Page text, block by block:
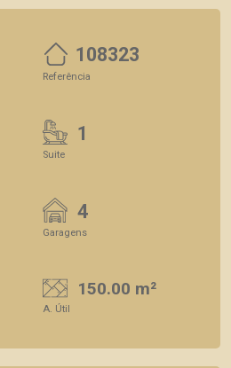
108323
Referência
1
Suite
4
Garagens
150.00 m²
A. Útil